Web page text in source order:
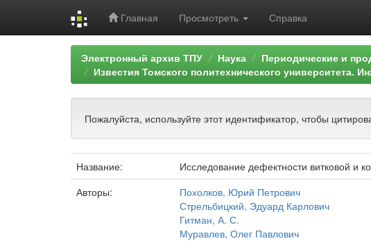
Главная Просмотреть Справка
Электронный архив ТПУ Наука
Периодические и
Известия Томского политехнического университета.
Пожалуйста, используйте этот идентификатор, чтобы
Название:
Исследование дефектности витковой и
Авторы:
Похолков, Юрий Петрович
Стрельбицкий, Эдуард Карлович
Гитман, А. С.
Муравлев, Олег Павлович